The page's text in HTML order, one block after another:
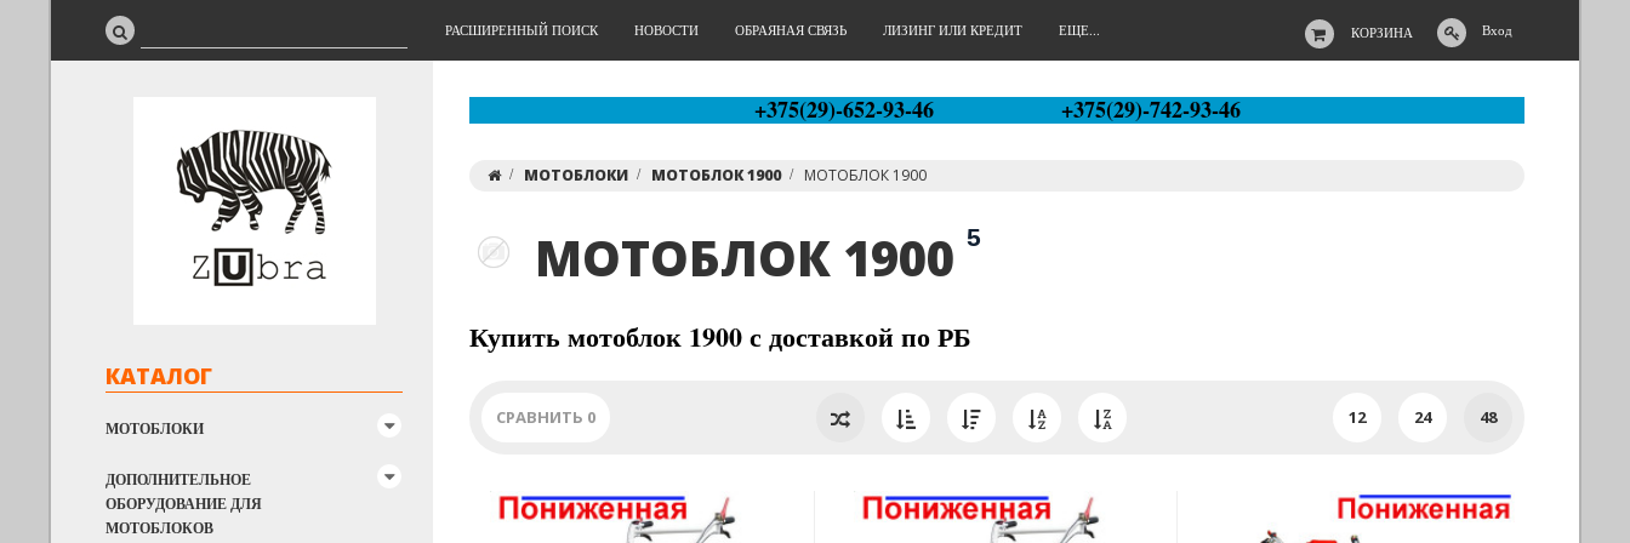
КОРЗИНА Вход
РАСШИРЕННЫЙ ПОИСК НОВОСТИ ОБРАЯНАЯ СВЯЗЬ ЛИЗИНГ ИЛИ КРЕДИТ ЕЩЕ...
КАТАЛОГ
МОТОБЛОКИ
ДОПОЛНИТЕЛЬНОЕ
ОБОРУДОВАНИЕ ДЛЯ
МОТОБЛОКОВ
+375(29)-652-93-46 +375(29)-742-93-46
МОТОБЛОКИ МОТОБЛОК 1900 МОТОБЛОК 1900
МОТОБЛОК 1900 5
Купить мотоблок 1900 с доставкой по РБ
СРАВНИТЬ 0 12 24 48